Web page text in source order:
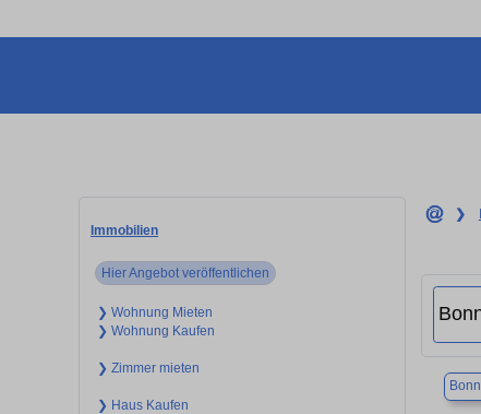
Immobilien
Hier Angebot veröffentlichen
❯ Wohnung Mieten
❯ Wohnung Kaufen
❯ Zimmer mieten
❯ Haus Kaufen
❯
Bonn